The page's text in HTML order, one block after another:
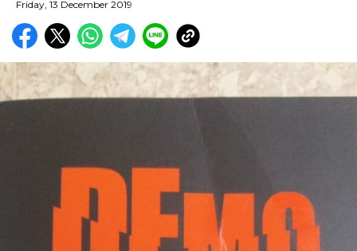
Friday, 13 December 2019